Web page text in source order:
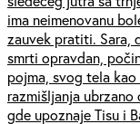
ima neimenovanu
zauvek pratiti. Sara,
smrti opravdan,
pojma, svog tela
razmišljanja
gde upoznaje Tisu i